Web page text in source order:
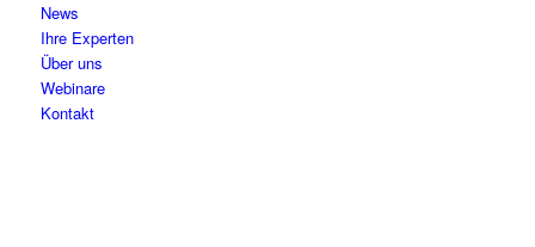
News
Ihre Experten
Über uns
Webinare
Kontakt